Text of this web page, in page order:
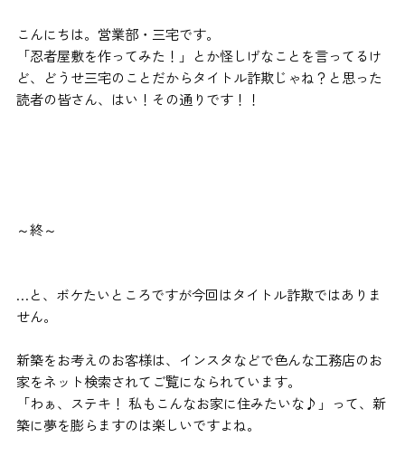
こんにちは。営業部・三宅です。
「忍者屋敷を作ってみた！」とか怪しげなことを言ってるけ
ど、どうせ三宅のことだからタイトル詐欺じゃね？と思った
読者の皆さん、はい！その通りです！！
～終～
…と、ボケたいところですが今回はタイトル詐欺ではありま
せん。
新築をお考えのお客様は、インスタなどで色んな工務店のお
家をネット検索されてご覧になられています。
「わぁ、ステキ！ 私もこんなお家に住みたいな♪」って、新
築に夢を膨らますのは楽しいですよね。